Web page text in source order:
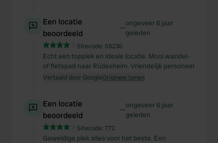
Een locatie
beoordeeld
—ongeveer 6 jaar
geleden
Sitecode: 58236
Echt een topplek en ideale locatie. Mooi wandel-
of fietspad naar Rüdesheim. Vriendelijk personeel
Vertaald door GoogleOrigineel tonen
Een locatie
beoordeeld
—ongeveer 6 jaar
geleden
Sitecode: 772
Geweldige plek alles voor het beste. Een